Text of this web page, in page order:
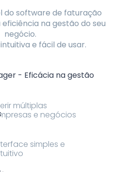
do software de faturação
na gestão do seu
negócio.
e fácil de usar.
múltiplas
e negócios
simples e